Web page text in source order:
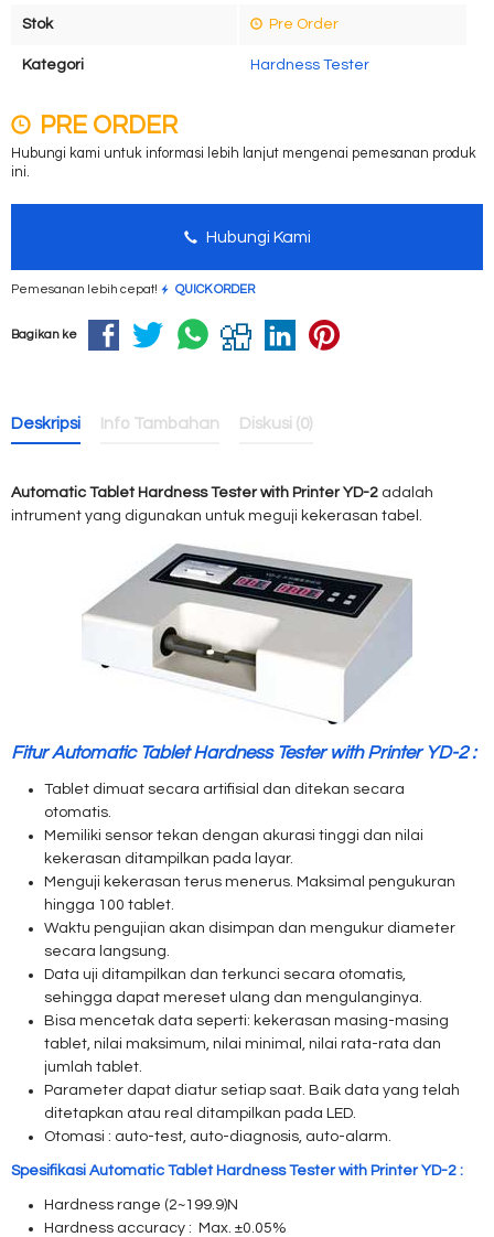
Stok Pre Order
Kategori Hardness Tester
PRE ORDER
Hubungi kami untuk informasi lebih lanjut mengenai pemesanan produk
ini.
Hubungi Kami
Pemesanan lebih cepat! QUICK ORDER
Bagikan ke
Deskripsi Info Tambahan Diskusi (0)
Automatic Tablet Hardness Tester with Printer YD-2 adalah
intrument yang digunakan untuk meguji kekerasan tabel.
Fitur Automatic Tablet Hardness Tester with Printer YD-2 :
Tablet dimuat secara artifisial dan ditekan secara
otomatis.
Memiliki sensor tekan dengan akurasi tinggi dan nilai
kekerasan ditampilkan pada layar.
Menguji kekerasan terus menerus. Maksimal pengukuran
hingga 100 tablet.
Waktu pengujian akan disimpan dan mengukur diameter
secara langsung.
Data uji ditampilkan dan terkunci secara otomatis,
sehingga dapat mereset ulang dan mengulanginya.
Bisa mencetak data seperti: kekerasan masing-masing
tablet, nilai maksimum, nilai minimal, nilai rata-rata dan
jumlah tablet.
Parameter dapat diatur setiap saat. Baik data yang telah
ditetapkan atau real ditampilkan pada LED.
Otomasi : auto-test, auto-diagnosis, auto-alarm.
Spesifikasi Automatic Tablet Hardness Tester with Printer YD-2 :
Hardness range (2~199.9)N
Hardness accuracy : Max. ±0.05%